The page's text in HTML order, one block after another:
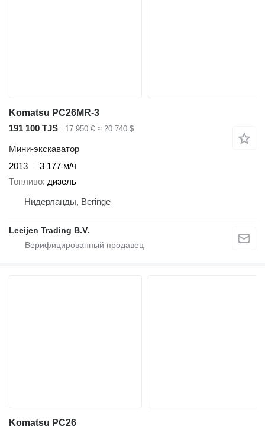
Komatsu PC26MR-3
191 100 TJS
17 950 € ≈ 20 740 $
Мини-экскаватор
2013
3 177 м/ч
Топливо дизель
Нидерланды, Beringe
Leeijen Trading B.V.
Komatsu PC26